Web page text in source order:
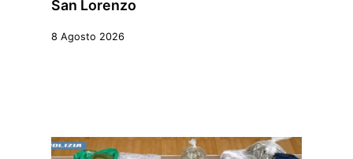
San Lorenzo
8 Agosto 2026